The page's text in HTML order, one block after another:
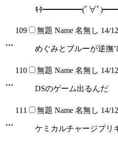
ｷﾀ━━━━━(ﾟ∀ﾟ
…
109 無題 Name 名無し 14/
めぐみとブルーが逆撫
…
110 無題 Name 名無し 14/
DSのゲーム出るんだ
…
111 無題 Name 名無し 14/
ケミカルチャージプリ